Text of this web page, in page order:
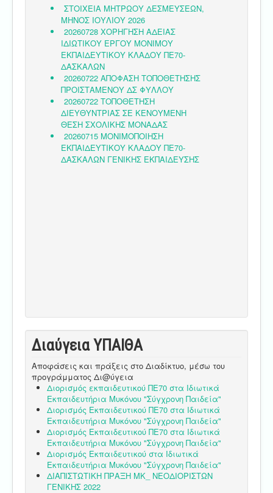
Διαύγεια ΥΠΑΙΘA
Αποφάσεις και πράξεις στο Διαδίκτυο, μέσω του
προγράμματος Δι@ύγεια
Διορισμός εκπαιδευτικού ΠΕ70 στα Ιδιωτικά
Εκπαιδευτήρια Μυκόνου "Σύγχρονη Παιδεία"
Διορισμός Εκπαιδευτικού ΠΕ70 στα Ιδιωτικά
Εκπαιδευτήρια Μυκόνου "Σύγχρονη Παιδεία"
Διορισμός Εκπαιδευτικού ΠΕ70 στα Ιδιωτικά
Εκπαιδευτήρια Μυκόνου "Σύγχρονη Παιδεία"
Διορισμός Εκπαιδευτικού στα Ιδιωτικά
Εκπαιδευτήρια Μυκόνου "Σύγχρονη Παιδεία"
ΔΙΑΠΙΣΤΩΤΙΚΗ ΠΡΑΞΗ ΜΚ_ ΝΕΟΔΙΟΡΙΣΤΩΝ
ΓΕΝΙΚΗΣ 2022